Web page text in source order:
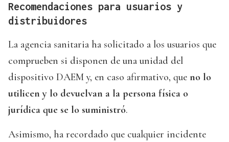
Recomendaciones para usuarios y
distribuidores
La agencia sanitaria ha solicitado a los usuarios que
comprueben si disponen de una unidad del
dispositivo DAEM y, en caso afirmativo, que no lo
utilicen y lo devuelvan a la persona física o
jurídica que se lo suministró.
Asimismo, ha recordado que cualquier incidente